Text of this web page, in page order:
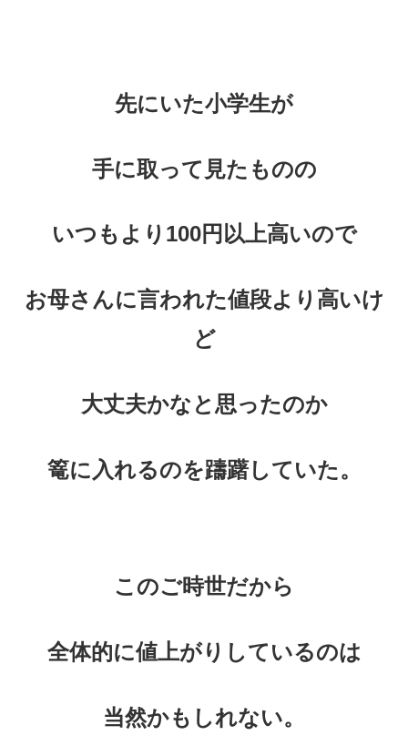
先にいた小学生が
手に取って見たものの
いつもより100円以上高いので
お母さんに言われた値段より高いけ
ど
大丈夫かなと思ったのか
篭に入れるのを躊躇していた。
このご時世だから
全体的に値上がりしているのは
当然かもしれない。